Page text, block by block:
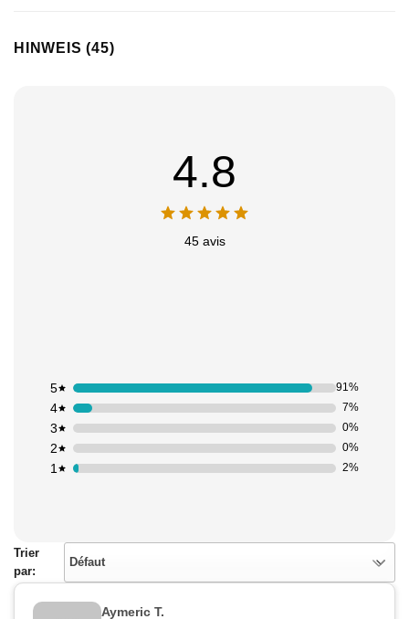
HINWEIS (45)
4.8
45 avis
1 2%
2 0%
3 0%
4 7%
5 91%
Trier
par:
Défaut
Aymeric T.
Appliquer les filtres